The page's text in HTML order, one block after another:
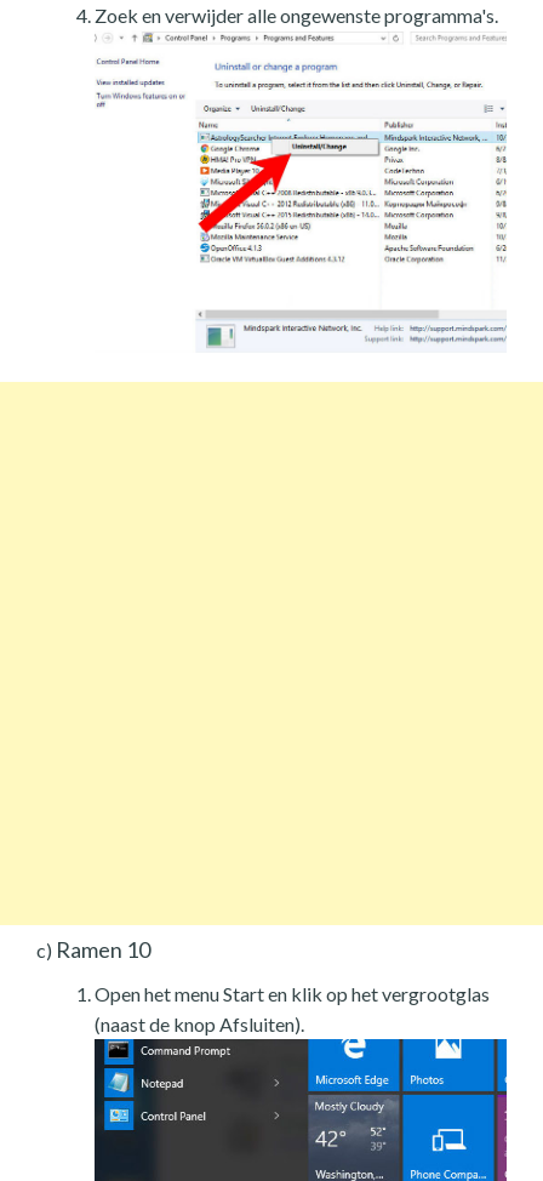
Zoek en verwijder alle ongewenste programma's.
c) Ramen 10
Open het menu Start en klik op het vergrootglas
(naast de knop Afsluiten).